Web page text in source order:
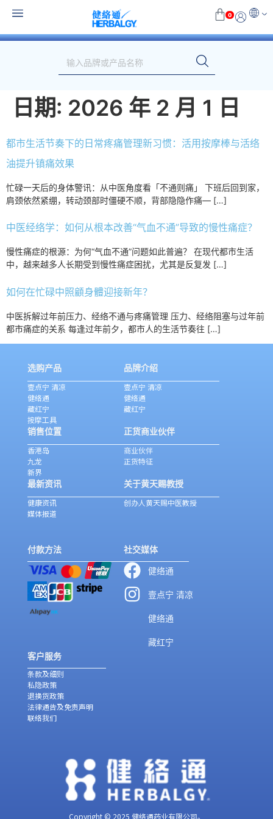
0
日期: 2026 年 2 月 1 日
都市生活节奏下的日常疼痛管理新习惯：活用按摩棒与活络
油提升镇痛效果
忙碌一天后的身体警讯：从中医角度看「不通则痛」 下班后回到家，
肩颈依然紧绷，转动颈部时僵硬不顺，背部隐隐作痛— […]
中医经络学：如何从根本改善“气血不通”导致的慢性痛症？
慢性痛症的根源：为何“气血不通”问题如此普遍？ 在现代都市生活
中，越来越多人长期受到慢性痛症困扰，尤其是反复发 […]
如何在忙碌中照顧身體迎接新年？
中医拆解过年前压力、经络不通与疼痛管理 压力、经络阻塞与过年前
都市痛症的关系 每逢过年前夕，都市人的生活节奏往 […]
选购产品
壹点宁 清凉
健络通
藏红宁
按摩工具
品牌介绍
壹点宁 清凉
健络通
藏红宁
销售位置
香港岛
九龙
新界
正货商业伙伴
商业伙伴
正货特征
最新资讯
健康资讯
媒体报道
关于黄天赐教授
创办人黄天赐中医教授
付款方法 社交媒体
健络通
壹点宁 清凉
健络通
藏红宁
客户服务
条款及细则
私隐政策
退换货政策
法律通告及免责声明
联络我们
Copyright © 2025 健络通药业有限公司。